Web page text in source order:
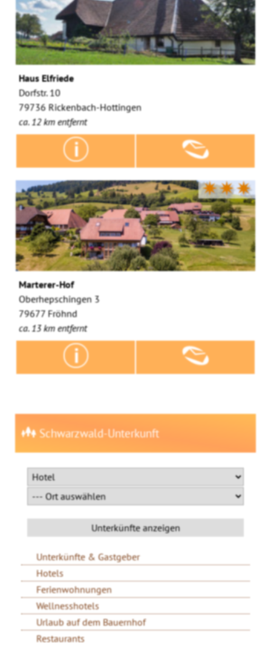
Haus Elfriede
Dorfstr. 10
79736 Rickenbach-Hottingen
ca. 12 km entfernt
✷✷✷
Marterer-Hof
Oberhepschingen 3
79677 Fröhnd
ca. 13 km entfernt
Schwarzwald-Unterkunft
Unterkünfte & Gastgeber
Hotels
Ferienwohnungen
Wellnesshotels
Urlaub auf dem Bauernhof
Restaurants